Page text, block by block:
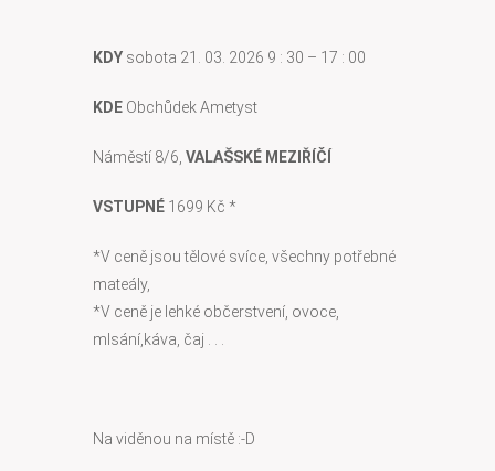
KDY sobota 21. 03. 2026 9 : 30 – 17 : 00
KDE Obchůdek Ametyst
Náměstí 8/6, VALAŠSKÉ MEZIŘÍČÍ
VSTUPNÉ 1699 Kč *
*V ceně jsou tělové svíce, všechny potřebné
mateály,
*V ceně je lehké občerstvení, ovoce,
mlsání,káva, čaj . . .
Na viděnou na místě :-D